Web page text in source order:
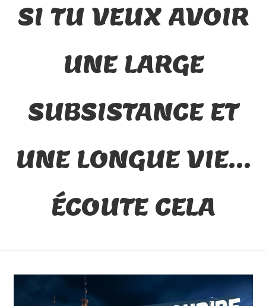
SI TU VEUX AVOIR
UNE LARGE
SUBSISTANCE ET
UNE LONGUE VIE…
ÉCOUTE CELA